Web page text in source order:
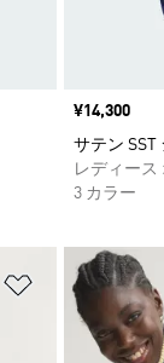
価格
¥14,300
サテン SST
レディース
3 カラー
ほしいものリ